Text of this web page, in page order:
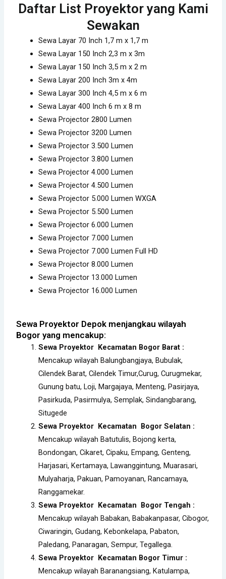
Daftar List Proyektor yang Kami
Sewakan
Sewa Layar 70 Inch 1,7 m x 1,7 m
Sewa Layar 150 Inch 2,3 m x 3m
Sewa Layar 150 Inch 3,5 m x 2 m
Sewa Layar 200 Inch 3m x 4m
Sewa Layar 300 Inch 4,5 m x 6 m
Sewa Layar 400 Inch 6 m x 8 m
Sewa Projector 2800 Lumen
Sewa Projector 3200 Lumen
Sewa Projector 3.500 Lumen
Sewa Projector 3.800 Lumen
Sewa Projector 4.000 Lumen
Sewa Projector 4.500 Lumen
Sewa Projector 5.000 Lumen WXGA
Sewa Projector 5.500 Lumen
Sewa Projector 6.000 Lumen
Sewa Projector 7.000 Lumen
Sewa Projector 7.000 Lumen Full HD
Sewa Projector 8.000 Lumen
Sewa Projector 13.000 Lumen
Sewa Projector 16.000 Lumen
Sewa Proyektor Depok menjangkau wilayah
Bogor yang mencakup:
Sewa Proyektor Kecamatan Bogor Barat :
Mencakup wilayah Balungbangjaya, Bubulak,
Cilendek Barat, Cilendek Timur,Curug, Curugmekar,
Gunung batu, Loji, Margajaya, Menteng, Pasirjaya,
Pasirkuda, Pasirmulya, Semplak, Sindangbarang,
Situgede
Sewa Proyektor Kecamatan Bogor Selatan :
Mencakup wilayah Batutulis, Bojong kerta,
Bondongan, Cikaret, Cipaku, Empang, Genteng,
Harjasari, Kertamaya, Lawanggintung, Muarasari,
Mulyaharja, Pakuan, Pamoyanan, Rancamaya,
Ranggamekar.
Sewa Proyektor Kecamatan Bogor Tengah :
Mencakup wilayah Babakan, Babakanpasar, Cibogor,
Ciwaringin, Gudang, Kebonkelapa, Pabaton,
Paledang, Panaragan, Sempur, Tegallega.
Sewa Proyektor Kecamatan Bogor Timur :
Mencakup wilayah Baranangsiang, Katulampa,